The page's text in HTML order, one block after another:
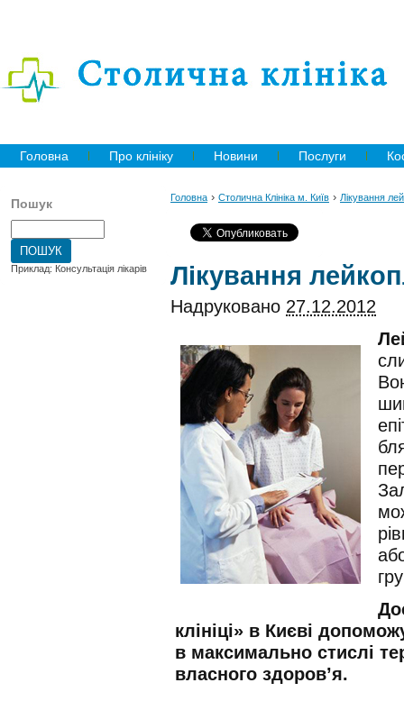
Головна Про клініку Новини Послуги
Пошук
Приклад: Консультація лікарів
Головна › Столична Клініка м. Київ › Лікування
Лікування
Надруковано 27.12.2012
клініці» в Києві
в максимально стислі
власного здоров’я.